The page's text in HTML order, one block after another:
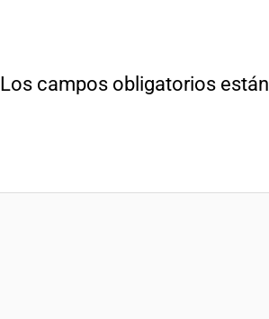
Los campos obligatorios están